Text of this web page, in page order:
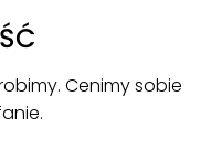
Cenimy sobie